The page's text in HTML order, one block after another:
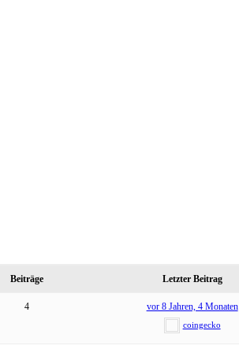
Beiträge Letzter Beitrag
4 vor 8 Jahren, 4 Monaten
coingecko